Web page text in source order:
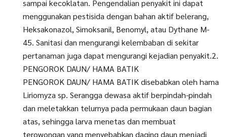
sampai kecoklatan. Pengendalian penyakit ini dapat
menggunakan pestisida dengan bahan aktif belerang,
Heksakonazol, Simoksanil, Benomyl, atau Dythane M-
45. Sanitasi dan mengurangi kelembaban di sekitar
pertanaman juga dapat mengurangi kejadian penyakit.2.
PENGOROK DAUN/ HAMA BATIK
PENGOROK DAUN/ HAMA BATIK disebabkan oleh hama
Liriomyza sp. Serangga dewasa aktif berpindah-pindah
dan meletakkan telurnya pada permukaan daun bagian
atas, sehingga larva menetas dan membuat
terowongan yang menyebabkan daging daun menjadi